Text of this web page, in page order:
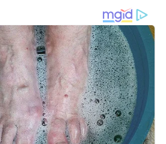
deftig und
durch eine intensive
Gemüseund würzigem Speck,
herzhaftes Aroma entfalten.
eine angenehme Frische,
leicht süßliche Note sorgt. In